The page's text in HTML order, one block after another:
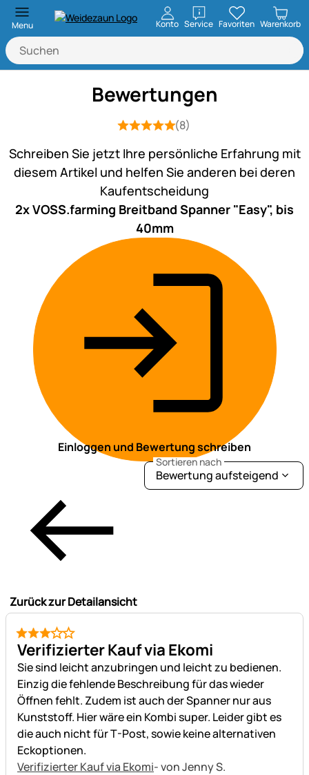
Menu Konto ServiceöffnenFavoriten Warenkorb
Bewertungen
Bewertung: 5 von 5 (8 Bewertungen)
8 Bewertungen
(8)
Schreiben Sie jetzt Ihre persönliche Erfahrung mit
diesem Artikel und helfen Sie anderen bei deren
Kaufentscheidung
2x VOSS.farming Breitband Spanner "Easy", bis
40mm
Einloggen und Bewertung schreiben
Zurück zur Detailansicht
Sortieren nach
Bewertung aufsteigend
3 von 5
Verifizierter Kauf via Ekomi
Sie sind leicht anzubringen und leicht zu bedienen.
Einzig die fehlende Beschreibung für das wieder
Öffnen fehlt. Zudem ist auch der Spanner nur aus
Kunststoff. Hier wäre ein Kombi super. Leider gibt es
die auch nicht für T-Post, sowie keine alternativen
Eckoptionen.
Verifizierter Kauf via Ekomi- von Jenny S.